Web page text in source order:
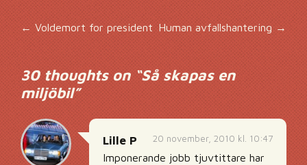
Inläggsnavigering
← Voldemort for president Human avfallshantering→
30 thoughts on “Så skapas en
miljöbil”
20 november, 2010 kl. 10:47
Lille P
Imponerande jobb tjuvtittare har